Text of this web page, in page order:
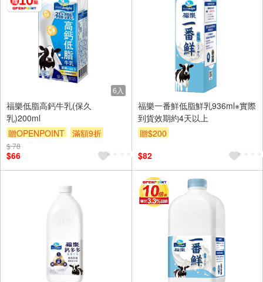
6入
福樂低脂高鈣牛乳(保久
乳)200ml
贈OPENPOINT
滿額9折
贈$200
$ 78
$66
福樂一番鮮低脂鮮乳936ml※實際
到貨效期約4天以上
贈$200
$82